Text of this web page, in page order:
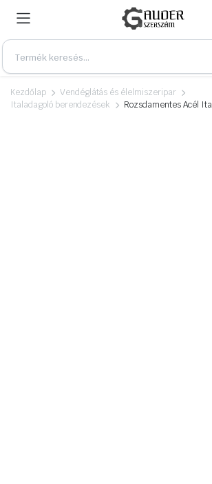
Kezdőlap
Vendéglátás és élelmiszeripar
Italadagoló berendezések
Rozsdamentes Acél